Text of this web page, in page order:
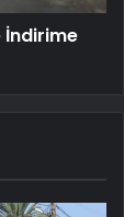
İndirime